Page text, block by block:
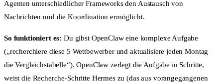
Agenten unterschiedlicher Frameworks den Austausch von
Nachrichten und die Koordination ermöglicht.
So funktioniert es: Du gibst OpenClaw eine komplexe Aufgabe
(„recherchiere diese 5 Wettbewerber und aktualisiere jeden Montag
die Vergleichstabelle“). OpenClaw zerlegt die Aufgabe in Schritte,
weist die Recherche-Schritte Hermes zu (das aus vorangegangenen